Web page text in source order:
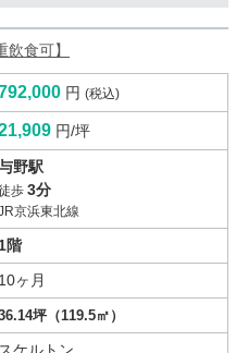
食可】
円 (税込)
円/坪
野駅
歩 3分
京浜東北線
1階
10ヶ月
坪（119.5㎡）
スケルトン